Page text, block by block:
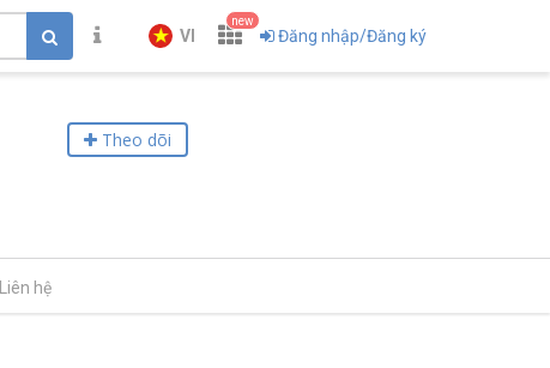
VI
new
Đăng nhập/Đăng ký
Theo dõi
Liên hệ